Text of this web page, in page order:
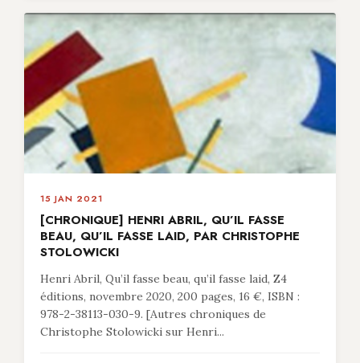
15 JAN 2021
[CHRONIQUE] HENRI ABRIL, QU’IL FASSE
BEAU, QU’IL FASSE LAID, PAR CHRISTOPHE
STOLOWICKI
Henri Abril, Qu’il fasse beau, qu’il fasse laid, Z4
éditions, novembre 2020, 200 pages, 16 €, ISBN :
978-2-38113-030-9. [Autres chroniques de
Christophe Stolowicki sur Henri...